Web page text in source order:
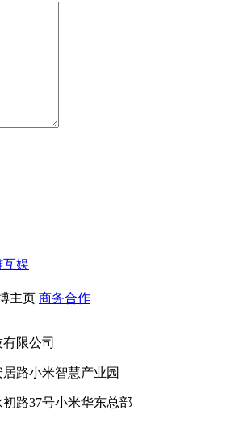
互娱
主页 商务合作
限公司
路小米智慧产业园
路37号小米华东总部